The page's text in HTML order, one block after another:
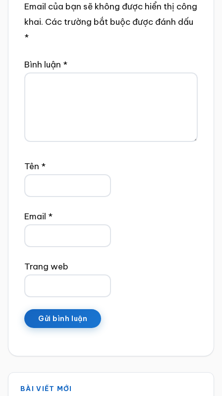
Email của bạn sẽ không được hiển thị công
khai. Các trường bắt buộc được đánh dấu
*
Bình luận *
Tên *
Email *
Trang web
Sidebar
BÀI VIẾT MỚI